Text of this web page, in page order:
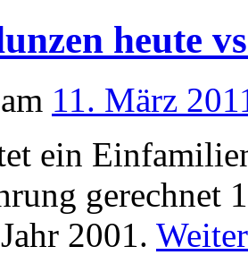
heute
11. März
ein
gerechnet
2001.